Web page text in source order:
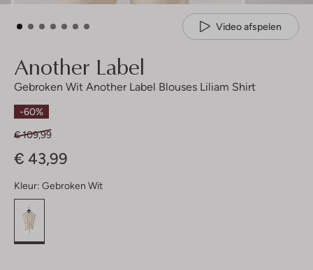
Video afspelen
Another Label
Gebroken Wit Another Label Blouses Liliam Shirt
-60%
€ 109,99
€ 43,99
Kleur: Gebroken Wit